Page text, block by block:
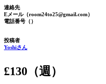
連絡先
Eメール（room24to25@gmail.com）
電話番号（）
投稿者
Yoshiさん
£130（週）